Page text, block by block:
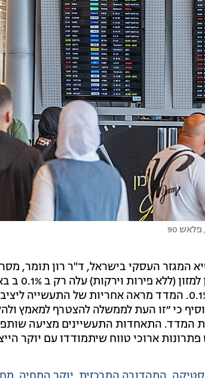
90
המגזר העסקי בישראל, ד"ר רון תומר,
היצרנים הכללי רשם ירידה של 0.1%. המדד מראה אחריות של
כי ״זו העת לממשלה להצטרף למאמץ
המדד. התאחדות התעשיינים מציעה
ארוכי טווח שיתמודדו עם יוקר